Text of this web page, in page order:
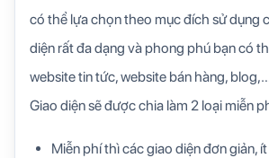
có thể lựa chọn theo mục đích sử dụng
diện rất đa dạng và phong phú bạn có
website tin tức, website bán hàng,
Giao diện sẽ được chia làm 2 loại miễn
Miễn phí thì các giao diện đơn giản,